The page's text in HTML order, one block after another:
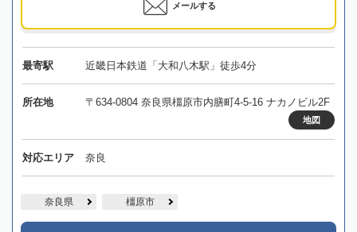
メールする
最寄駅 近畿日本鉄道「大和八木駅」徒歩4分
所在地 〒634-0804 奈良県橿原市内膳町4-5-16 ナカノビル2F
地図
対応エリア 奈良
奈良県 橿原市